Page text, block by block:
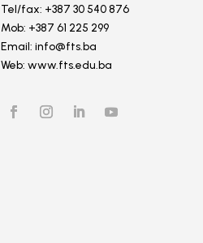
Tel/fax: +387 30 540 876
Mob: +387 61 225 299
Email: info@fts.ba
Web: www.fts.edu.ba